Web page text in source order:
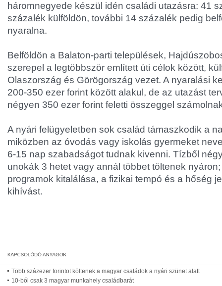
háromnegyede készül idén családi utazásra: 41
százalék külföldön, további 14 százalék pedig
nyaralna.
Belföldön a Balaton-parti települések,
szerepel a legtöbbször említett úti célok között,
Olaszország és Görögország vezet. A nyaralási
200-350 ezer forint között alakul, de az utazást
négyen 350 ezer forint feletti összeggel
A nyári felügyeletben sok család támaszkodik a
miközben az óvodás vagy iskolás gyermeket
6-15 nap szabadságot tudnak kivenni. Tízből
unokák 3 hetet vagy annál többet töltenek
programok kitalálása, a fizikai tempó és a hőség
kihívást.
Több százezer forintot költenek a magyar családok a nyári szünet alatt
10-ből csak 3 magyar munkahely családbarát